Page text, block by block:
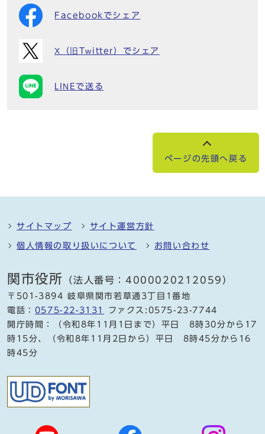
Facebookでシェア
X（旧Twitter）でシェア
LINEで送る
ページの先頭へ戻る
サイトマップ サイト運営方針
個人情報の取り扱いについて お問い合わせ
関市役所 （法人番号：4000020212059）
〒501-3894 岐阜県関市若草通3丁目1番地
電話： 0575-22-3131
ファクス:0575-23-7744
開庁時間：（令和8年11月1日まで）平日 8時30分から17
時15分、（令和8年11月2日から）平日 8時45分から16
時45分